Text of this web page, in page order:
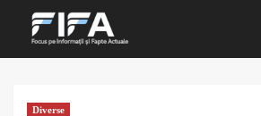
Diverse